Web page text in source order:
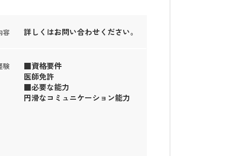
容 詳しくはお問い合わせください。
験
■資格要件
医師免許
■必要な能力
円滑なコミュニケーション能力